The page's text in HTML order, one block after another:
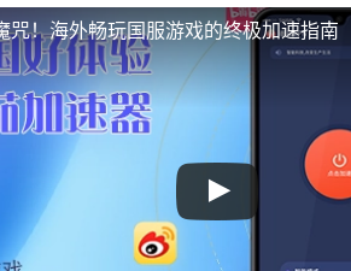
咒！海外畅玩国服游戏的终极加速指南